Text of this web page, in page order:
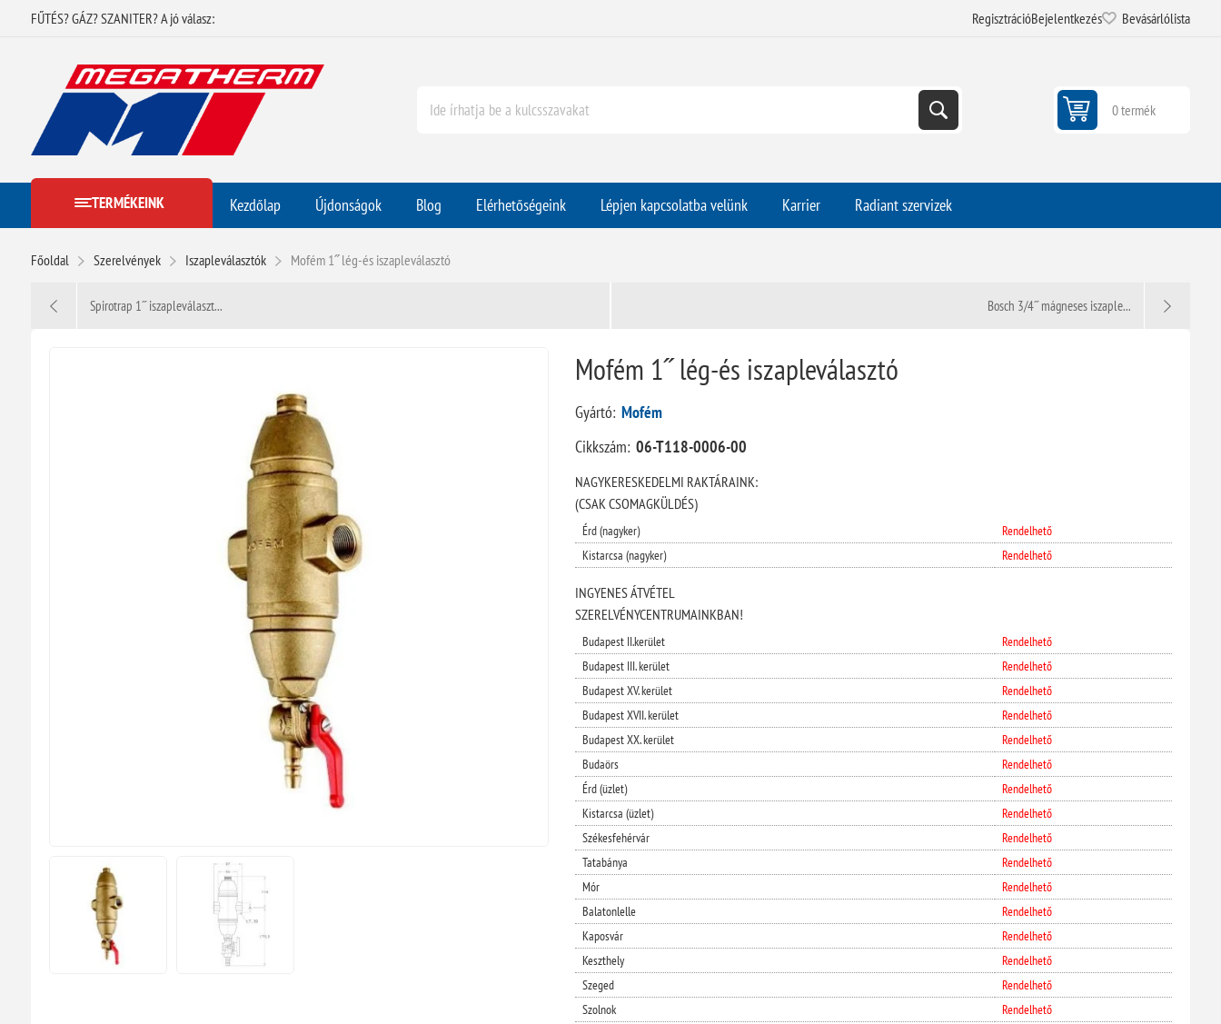
FŰTÉS? GÁZ? SZANITER? A jó válasz: RegisztrációBejelentkezés Bevásárlólista
0 termék
TERMÉKEINK Kezdőlap Újdonságok Blog Elérhetőségeink Lépjen kapcsolatba velünk Karrier Radiant szervizek
Főoldal Szerelvények Iszapleválasztók Mofém 1˝ lég-és iszapleválasztó
Spirotrap 1˝ iszapleválaszt... Bosch 3/4˝ mágneses iszaple...
Mofém 1˝ lég-és iszapleválasztó
Gyártó: Mofém
Cikkszám: 06-T118-0006-00
NAGYKERESKEDELMI RAKTÁRAINK:
(CSAK CSOMAGKÜLDÉS)
Érd (nagyker)
Rendelhető
Kistarcsa (nagyker)
Rendelhető
INGYENES ÁTVÉTEL
SZERELVÉNYCENTRUMAINKBAN!
Budapest II.kerület
Rendelhető
Budapest III. kerület
Rendelhető
Budapest XV. kerület
Rendelhető
Budapest XVII. kerület
Rendelhető
Budapest XX. kerület
Rendelhető
Budaörs
Rendelhető
Érd (üzlet)
Rendelhető
Kistarcsa (üzlet)
Rendelhető
Székesfehérvár
Rendelhető
Tatabánya
Rendelhető
Mór
Rendelhető
Balatonlelle
Rendelhető
Kaposvár
Rendelhető
Keszthely
Rendelhető
Szeged
Rendelhető
Szolnok
Rendelhető